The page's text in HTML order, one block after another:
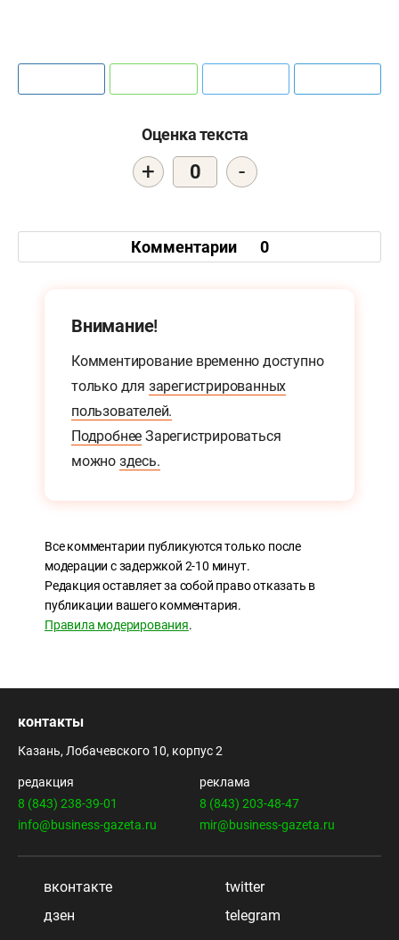
Оценка текста
+ 0 -
Комментарии 0
Внимание!
Комментирование временно доступно
только для зарегистрированных
пользователей.
Подробнее Зарегистрироваться
можно здесь.
Все комментарии публикуются только после
модерации с задержкой 2-10 минут.
Редакция оставляет за собой право отказать в
публикации вашего комментария.
Правила модерирования.
контакты
Казань, Лобачевского 10, корпус 2
редакция
8 (843) 238-39-01
info@business-gazeta.ru
реклама
8 (843) 203-48-47
mir@business-gazeta.ru
вконтакте
twitter
дзен
telegram